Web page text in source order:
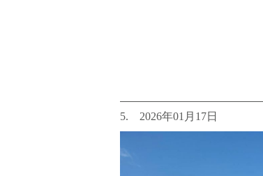
5. 2026年01月17日